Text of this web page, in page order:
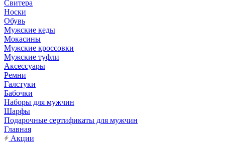
Свитера
Носки
Обувь
Мужские кеды
Мокасины
Мужские кроссовки
Мужские туфли
Аксессуары
Ремни
Галстуки
Бабочки
Наборы для мужчин
Шарфы
Подарочные сертификаты для мужчин
Главная
Акции